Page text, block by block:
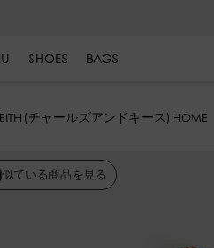
SHOES BAGS
(チャールズアンドキース) HOME
似ている商品を見る